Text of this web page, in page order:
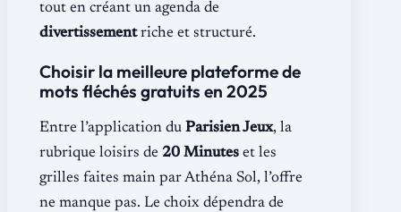
tout en créant un agenda de
divertissementriche et structuré.
Choisir la meilleure plateforme de
mots fléchés gratuits en 2025
Entre l’application du Parisien Jeux, la
rubrique loisirs de 20 Minutes et les
grilles faites main par Athéna Sol, l’offre
ne manque pas. Le choix dépendra de